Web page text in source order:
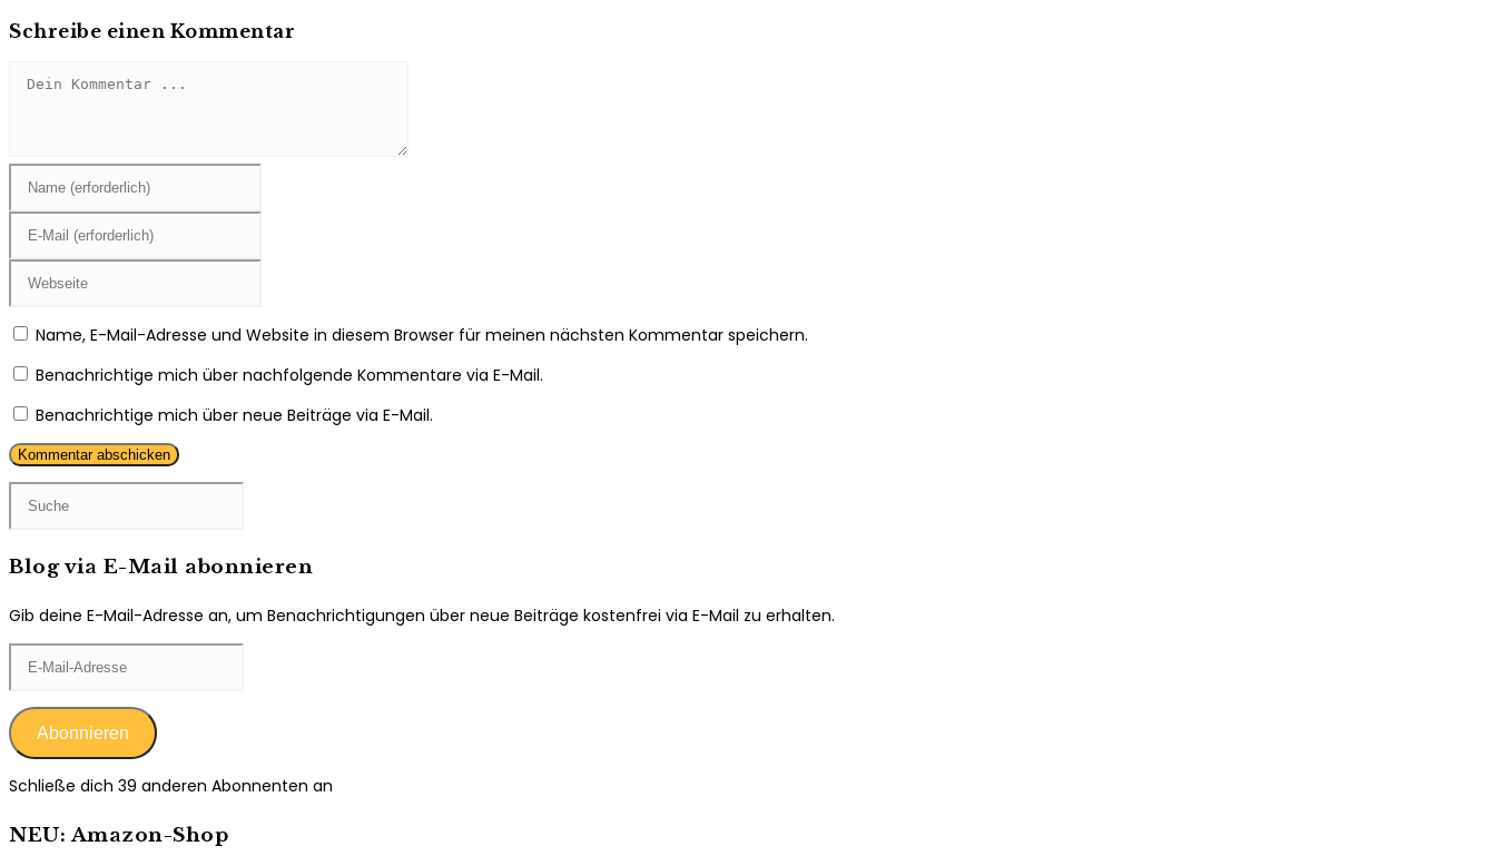
Schreibe einen Kommentar
Gib
deinen
Namen
oder
Benutzernamen
zum
Kommentieren
ein
Gib
deine
E-
Mail-
Adresse
zum
Kommentieren
ein
Gib
deine
URL
ein
(optional)
Name, E-Mail-Adresse und Website in diesem Browser für meinen nächsten Kommentar speichern.
Benachrichtige mich über nachfolgende Kommentare via E-Mail.
Benachrichtige mich über neue Beiträge via E-Mail.
Blog via E-Mail abonnieren
Gib deine E-Mail-Adresse an, um Benachrichtigungen über neue Beiträge kostenfrei via E-Mail zu erhalten.
Mail-
Abonnieren
Schließe dich 39 anderen Abonnenten an
NEU: Amazon-Shop